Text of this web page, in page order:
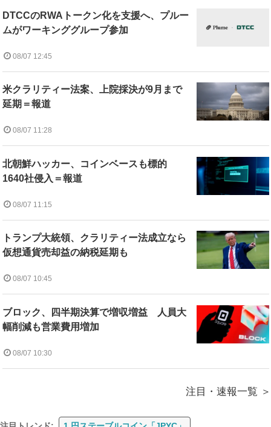
DTCCのRWAトークン化を支援へ、プルー
ムがワーキンググループ参加
08/07 12:45
米クラリティー法案、上院採決が9月まで
延期＝報道
08/07 11:28
北朝鮮ハッカー、コインベースも標的
1640社侵入＝報道
08/07 11:15
トランプ大統領、クラリティー法成立なら
仮想通貨売却益の納税延期も
08/07 10:45
ブロック、四半期決算で増収増益 人員大
幅削減も営業費用増加
08/07 10:30
注目・速報一覧